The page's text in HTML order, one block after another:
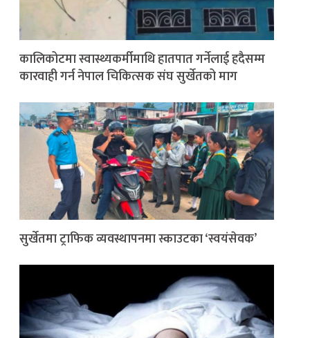
कालिकोटमा स्वास्थ्यकर्मीमाथि हातपात गर्नेलाई हदैसम्म
कारवाही गर्न नेपाल चिकित्सक संघ सुर्खेतको माग
सुर्खेतमा ट्राफिक व्यवस्थापनमा स्काउटका ‘स्वयंसेवक’